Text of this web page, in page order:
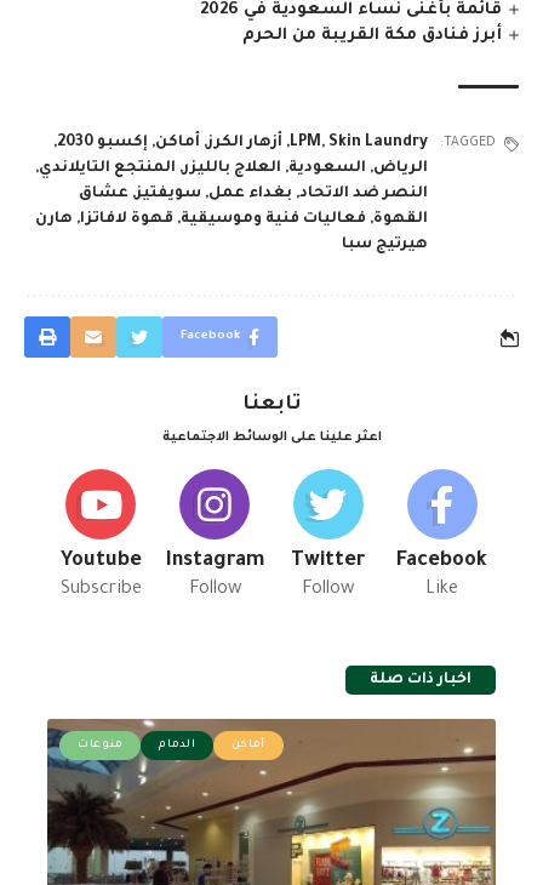
قائمة بأغنى نساء السعودية في 2026
أبرز فنادق مكة القريبة من الحرم
TAGGED:
LPM, Skin Laundry
, أزهار الكرز, أماكن, إكسبو 2030
,
الرياض, السعودية, العلاج بالليزر, المنتجع التايلاندي,
النصر ضد الاتحاد, بغداء عمل, سويفتيز, عشاق
القهوة, فعاليات فنية وموسيقية, قهوة لافاتزا, هارن
هيرتيج سبا
Facebook
تابعنا
اعثر علينا على الوسائط الاجتماعية
Facebook
Like
Twitter
Follow
Instagram
Follow
Youtube
Subscribe
اخبار ذات صلة
أماكن الدمام منوعات